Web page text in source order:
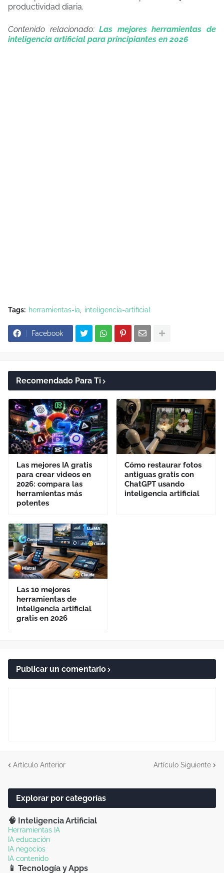
productividad diaria.
Contenido relacionado: Las mejores herramientas de
inteligencia artificial para principiantes en 2026
Tags: herramientas-ia inteligencia-artificial
Facebook
Recomendado Para Ti
Las mejores IA gratis
para crear videos en
2026: compara las
herramientas más
potentes
Cómo restaurar fotos
antiguas gratis con
ChatGPT usando
inteligencia artificial
Las 10 mejores
herramientas de
inteligencia artificial
gratis en 2026
Publicar un comentario
Artículo Anterior Artículo Siguiente
Explorar por categorías
🧠 Inteligencia Artificial
Herramientas IA
IA educación
IA negocios
IA contenido
📱 Tecnología y Apps